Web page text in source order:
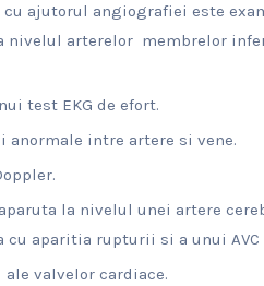
ajutorul angiografiei este
nivelul arterelor membrelor
test EKG de efort.
anormale intre artere si vene.
la nivelul unei artere
aparitia rupturii si a unui AVC
valvelor cardiace.